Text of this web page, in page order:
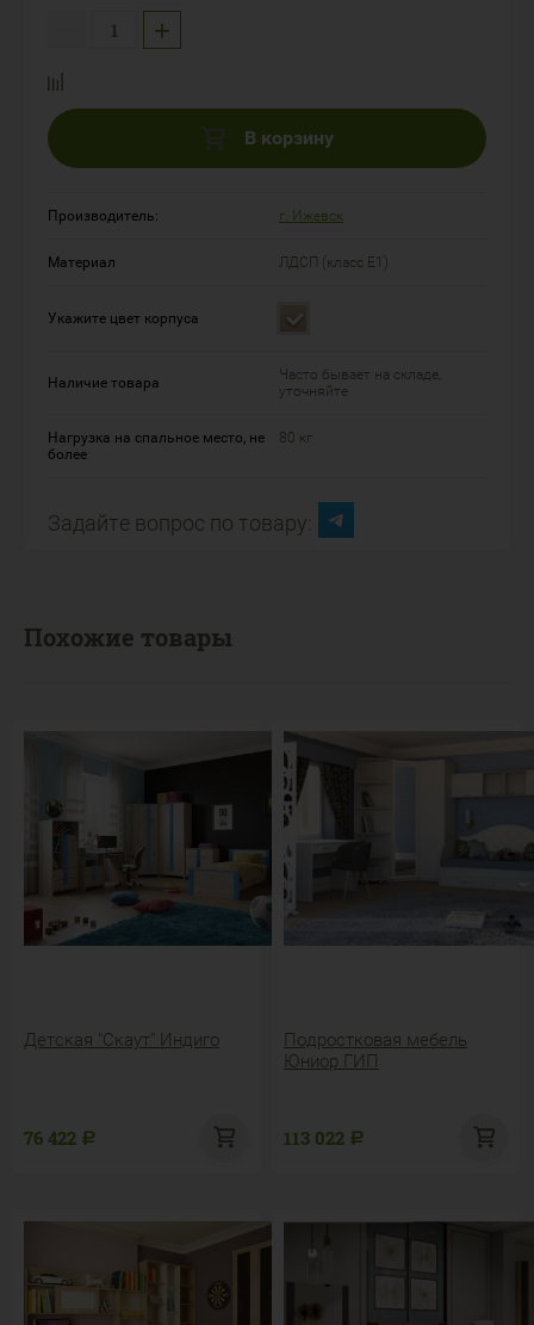
+
В корзину
Производитель: г. Ижевск
Материал ЛДСП (класс Е1)
Укажите цвет корпуса
Наличие товара
Часто бывает на складе,
уточняйте
Нагрузка на спальное место, не
более
80 кг
Задайте вопрос по товару:
Похожие товары
Детская "Скаут" Индиго
76 422 Р
Подростковая мебель
Юниор ГИП
113 022 Р